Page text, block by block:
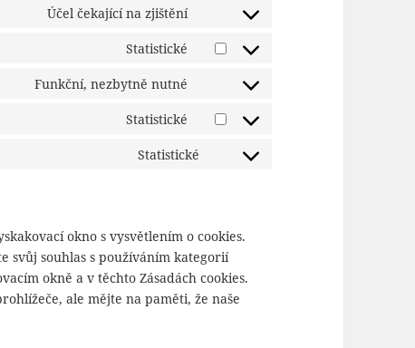
wordpress
Účel čekající na zjištění
Consent
Statistické
Consent
sourcebuster-
Funkční, nezbytně nutné
Consent
woocommerce
Statistické
Consent
Statistické
Consent
okno s vysvětlením o cookies.
svůj souhlas s používáním kategorií
okně a v těchto Zásadách cookies.
ale mějte na paměti, že naše